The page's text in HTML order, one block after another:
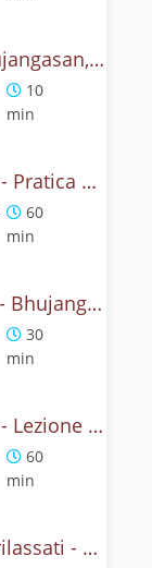
Come fare Bhujangasan, la posizione del cobra? Tutorial
10
min
Bhujangasana - Pratica yoga con l'anatomia del cobra
60
min
Cobra e cuore - Bhujangasana flow
30
min
Bhujangasana - Lezione yoga con la storia del cobra
60
min
Collo e spalle rilassati - Garudasana Yoga Posturale